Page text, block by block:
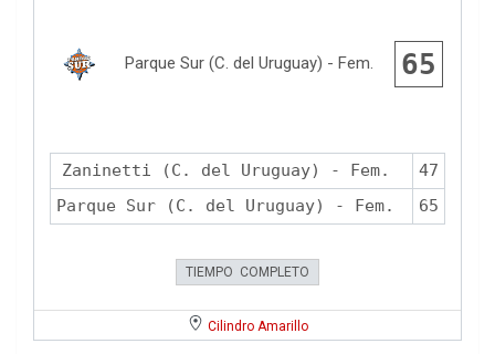
Parque Sur (C. del Uruguay) - Fem. 65
Zaninetti (C. del Uruguay) - Fem.
47
Parque Sur (C. del Uruguay) - Fem.
65
TIEMPO COMPLETO
Cilindro Amarillo